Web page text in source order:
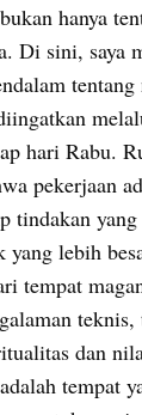
hanya
Di sini, saya
hari Rabu.
pekerjaan
tindakan
lebih
tempat
dan
tempat